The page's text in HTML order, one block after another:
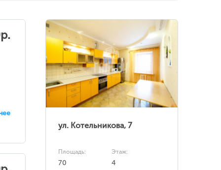
ул. Котельникова, 7
Площадь:
70
Этаж:
4